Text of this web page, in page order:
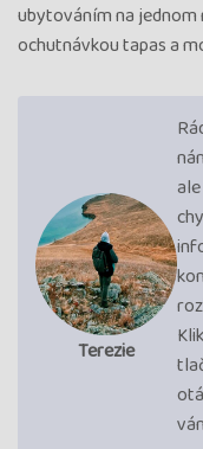
ubytováním na
ochutnávkou tapas a
Terezie